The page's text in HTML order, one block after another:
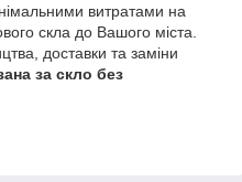
витратами на
скла до Вашого міста.
доставки та заміни
за скло без